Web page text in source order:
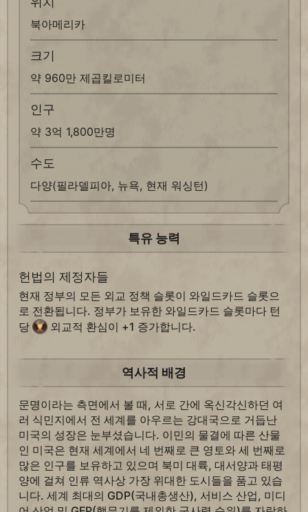
북아메리카
크기
약 960만 제곱킬로미터
인구
약 3억 1,800만명
수도
다양(필라델피아, 뉴욕, 현재 워싱턴)
특유 능력
헌법의 제정자들
현재 정부의 모든 외교 정책 슬롯이 와일드카드 슬롯으
로 전환됩니다. 정부가 보유한 와일드카드 슬롯마다 턴
당
외교적 환심이 +1 증가합니다.
역사적 배경
문명이라는 측면에서 볼 때, 서로 간에 옥신각신하던 여
러 식민지에서 전 세계를 아우르는 강대국으로 거듭난
미국의 성장은 눈부셨습니다. 이민의 물결에 따른 산물
인 미국은 현재 세계에서 네 번째로 큰 영토와 세 번째로
많은 인구를 보유하고 있으며 북미 대륙, 대서양과 태평
양에 걸쳐 인류 역사상 가장 위대한 도시들을 품고 있습
니다. 세계 최대의 GDP(국내총생산), 서비스 산업, 미디